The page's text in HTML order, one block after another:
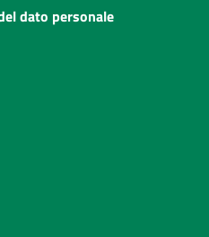
dato personale